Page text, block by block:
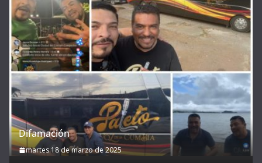
Difamación
martes 18 de marzo de 2025